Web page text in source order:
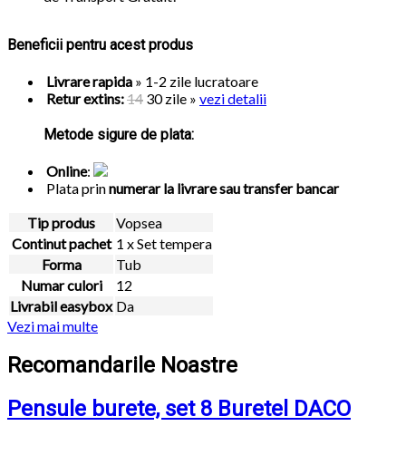
Beneficii pentru acest produs
Livrare rapida » 1-2 zile lucratoare
Retur extins:14 30 zile » vezi detalii
Metode sigure de plata:
Online:
Plata prinnumerar la livrare sau transfer bancar
Tip produs
Vopsea
Continut pachet 1 x Set tempera
Forma
Tub
Numar culori
12
Livrabil easybox Da
Recomandarile Noastre
Pensule burete, set 8 Buretel DACO